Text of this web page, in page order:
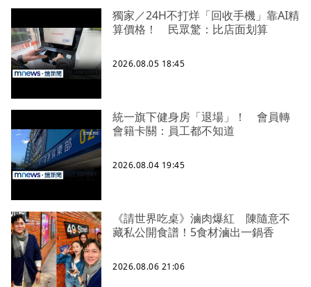
獨家／24H不打烊「回收手機」靠AI精
算價格！ 民眾驚：比店面划算
2026.08.05 18:45
統一旗下健身房「退場」！ 會員轉
會籍卡關：員工都不知道
2026.08.04 19:45
《請世界吃桌》滷肉爆紅 陳隨意不
藏私公開食譜！5食材滷出一鍋香
2026.08.06 21:06